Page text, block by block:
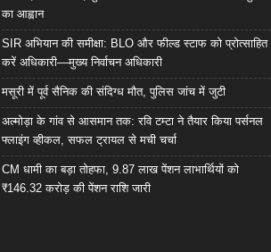
का आह्वान
SIR अभियान की समीक्षा: BLO और फील्ड स्टाफ को प्रोत्साहित
करें अधिकारी—मुख्य निर्वाचन अधिकारी
मसूरी में पूर्व सैनिक की संदिग्ध मौत, पुलिस जांच में जुटी
अल्मोड़ा के गांव से आसमान तक: रवि टम्टा ने तैयार किया पर्सनल
फ्लाइंग व्हीकल, सफल ट्रायल से मची चर्चा
CM धामी का बड़ा तोहफा, 9.87 लाख पेंशन लाभार्थियों को
₹146.32 करोड़ की पेंशन राशि जारी